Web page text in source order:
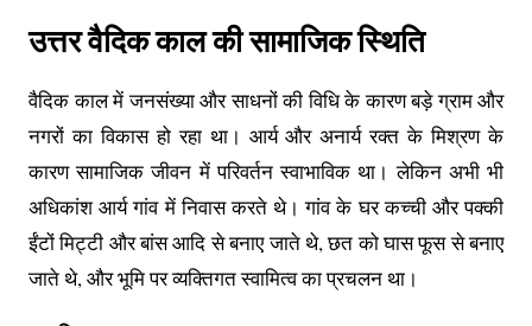
उत्तर वैदिक काल की सामाजिक स्थिति
वैदिक काल में जनसंख्या और साधनों की विधि के कारण बड़े ग्राम और
नगरों का विकास हो रहा था। आर्य और अनार्य रक्त के मिश्रण के
कारण सामाजिक जीवन में परिवर्तन स्वाभाविक था। लेकिन अभी भी
अधिकांश आर्य गांव में निवास करते थे। गांव के घर कच्ची और पक्की
ईंटों मिट्टी और बांस आदि से बनाए जाते थे, छत को घास फूस से बनाए
जाते थे, और भूमि पर व्यक्तिगत स्वामित्व का प्रचलन था।